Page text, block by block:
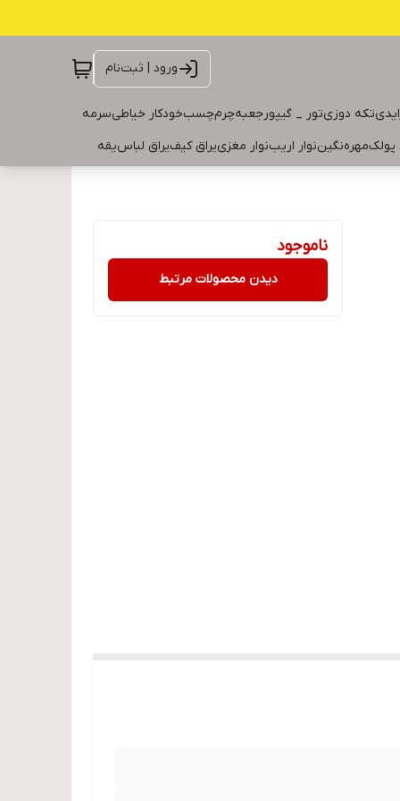
ورود | ثبت‌نام
تکه دوزیتور _ گیپورجعبهچرمچسبخودکار خیاطیسرمه
پولکمهرهنگیننوار اریبنوار مغزییراق کیفیراق لباسیقه
ناموجود
دیدن محصولات مرتبط